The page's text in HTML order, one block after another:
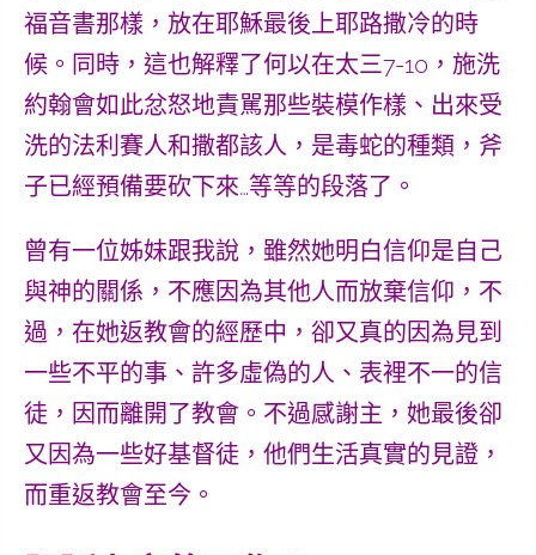
福音書那樣，放在耶穌最後上耶路撒冷的時
候。 同時，這也解釋了何以在太三7-10，施洗
約翰會如此忿怒地責駡那些裝模作樣、出來受
洗的法利賽人和撒都該人，是毒蛇的種類，斧
子已經預備要砍下來…等等的段落了。
曾有一位姊妹跟我說，雖然她明白信仰是自己
與神的關係，不應因為其他人而放棄信仰，不
過，在她返教會的經歷中，卻又真的因為見到
一些不平的事、許多虛偽的人、表裡不一的信
徒，因而離開了教會。不過感謝主，她最後卻
又因為一些好基督徒，他們生活真實的見證，
而重返教會至今。